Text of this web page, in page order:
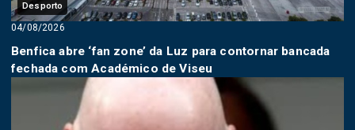
Desporto
04/08/2026
Benfica abre ‘fan zone’ da Luz para contornar bancada
fechada com Académico de Viseu